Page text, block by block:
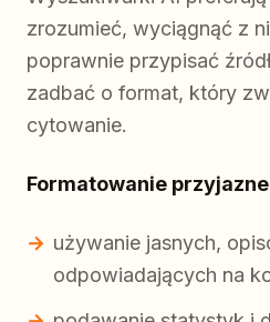
zrozumieć, wyciągnąć z
poprawnie przypisać
zadbać o format, który
cytowanie.
Formatowanie
używanie jasnych,
odpowiadających na